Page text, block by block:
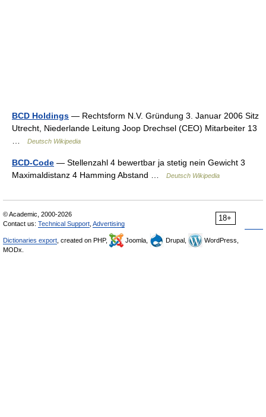
BCD Holdings — Rechtsform N.V. Gründung 3. Januar 2006 Sitz
Utrecht, Niederlande Leitung Joop Drechsel (CEO) Mitarbeiter 13
Deutsch Wikipedia
BCD-Code — Stellenzahl 4 bewertbar ja stetig nein Gewicht 3
Maximaldistanz 4 Hamming Abstand …
Deutsch Wikipedia
18+
© Academic, 2000-2026
Contact us: Technical Support Advertising
Dictionaries export , created on PHP, Joomla, Drupal,
WordPress,
MODx.